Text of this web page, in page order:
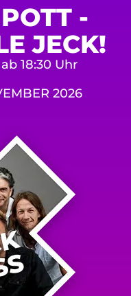
-
JECK!
18:30 Uhr
2026